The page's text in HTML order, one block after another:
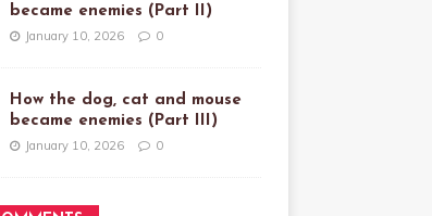
became enemies (Part II)
January 10, 2026 0
How the dog, cat and mouse
became enemies (Part III)
January 10, 2026 0